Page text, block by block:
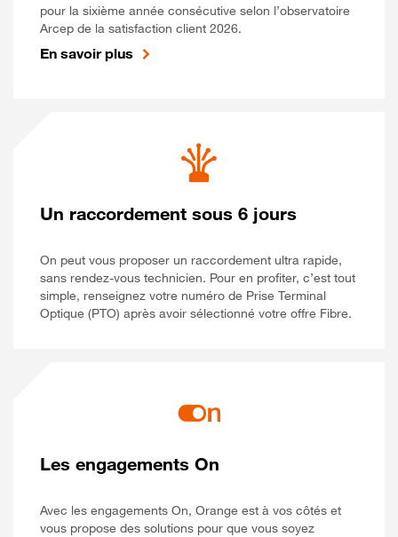
pour la sixième année consécutive selon l’observatoire
Arcep de la satisfaction client 2026.
En savoir plus
Un raccordement sous 6 jours
On peut vous proposer un raccordement ultra rapide,
sans rendez-vous technicien. Pour en profiter, c’est tout
simple, renseignez votre numéro de Prise Terminal
Optique (PTO) après avoir sélectionné votre offre Fibre.
Les engagements On
Avec les engagements On, Orange est à vos côtés et
vous propose des solutions pour que vous soyez